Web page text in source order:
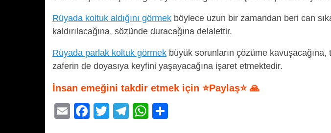
Rüyada koltuk aldığını görmek böylece uzun bir zamandan beri can
kaldırılacağına, sözünde duracağına delalettir.
Rüyada parlak koltuk görmek büyük sorunların çözüme kavuşacağına,
zaferin de doyasıya keyfini yaşayacağına işaret etmektedir.
İnsan emeğini takdir etmek için ⭐Paylaş⭐ 🙏
E
F
T
T
W